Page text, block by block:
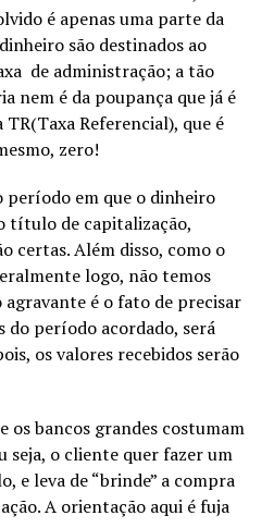
é apenas uma parte da
são destinados ao
de administração; a tão
nem é da poupança que já é
Referencial), que é
zero!
período em que o dinheiro
título de capitalização,
certas. Além disso, como o
logo, não temos
é o fato de precisar
do período acordado, será
os valores recebidos serão
os bancos grandes costumam
seja, o cliente quer fazer um
e leva de “brinde” a compra
A orientação aqui é fuja